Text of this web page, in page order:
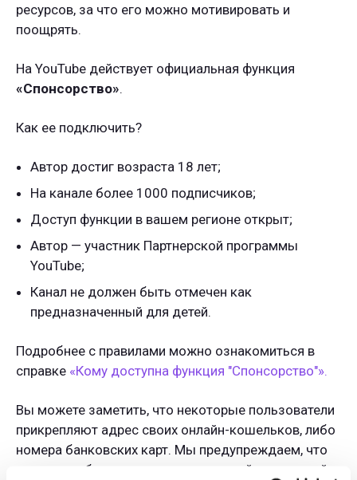
ресурсов, за что его можно мотивировать и
поощрять.
На YouTube действует официальная функция
«Спонсорство».
Как ее подключить?
Автор достиг возраста 18 лет;
На канале более 1000 подписчиков;
Доступ функции в вашем регионе открыт;
Автор — участник Партнерской программы
YouTube;
Канал не должен быть отмечен как
предназначенный для детей.
Подробнее с правилами можно ознакомиться в
справке «Кому доступна функция "Спонсорство"».
Вы можете заметить, что некоторые пользователи
прикрепляют адрес своих онлайн-кошельков, либо
номера банковских карт. Мы предупреждаем, что
это может быть не совсем тактичный и законный